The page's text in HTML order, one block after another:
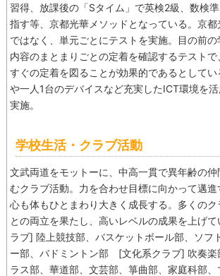
習得、放課後の「Sタイム」で英検2級、数検
指す等、京都光華メソッドとなっている。京
ではなく、単元ごとにテストを実施。目の前の
内容のまとまりごとの定着を確認するテスト
すぐの定着を図ることが効果的であるとして
や一人1台のデバイスなど充実したICT環境を
実施。
学校生活・クラブ活動
文武両道をモットーに、中高一貫で異年齢の仲
むクラブ活動。力を合わせ目標に向かって邁進
心も体もひとまわり大きく成長する。多くの
との両立を果たし、高いレベルの成果を上げ
ラブ] 陸上競技部、バスケットボール部、ソフ
ー部、バドミントン部 [文化系クラブ] 吹奏楽
ラス部、華道部、文芸部、箏曲部、家庭科部、